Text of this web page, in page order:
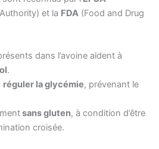
et la FDA (Food and Drug
dans l’avoine aident à
.
réguler la glycémie, prévenant le
sans gluten, à condition d’être
croisée.